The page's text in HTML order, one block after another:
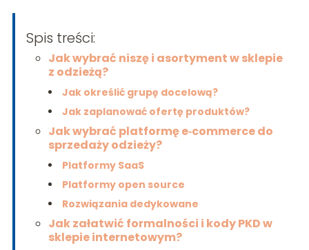
Spis treści:
Jak wybrać niszę i asortyment w sklepie
z odzieżą?
Jak określić grupę docelową?
Jak zaplanować ofertę produktów?
Jak wybrać platformę e‑commerce do
sprzedaży odzieży?
Platformy SaaS
Platformy open source
Rozwiązania dedykowane
Jak załatwić formalności i kody PKD w
sklepie internetowym?